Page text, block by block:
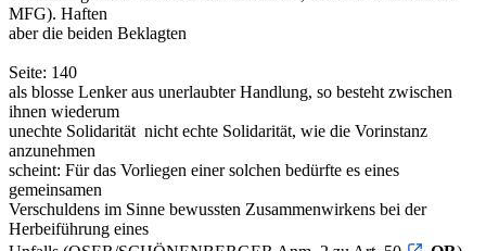
MFG). Haften
aber die beiden Beklagten
Seite: 140
als blosse Lenker aus unerlaubter Handlung, so besteht zwischen
ihnen wiederum
unechte Solidarität ­ nicht echte Solidarität, wie die Vorinstanz
anzunehmen
scheint: Für das Vorliegen einer solchen bedürfte es eines
gemeinsamen
Verschuldens im Sinne bewussten Zusammenwirkens bei der
Herbeiführung eines